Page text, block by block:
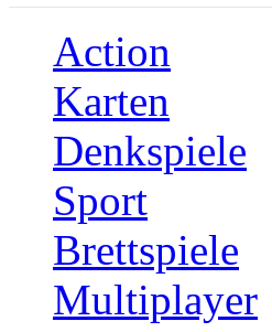
Action
Karten
Denkspiele
Sport
Brettspiele
Multiplayer